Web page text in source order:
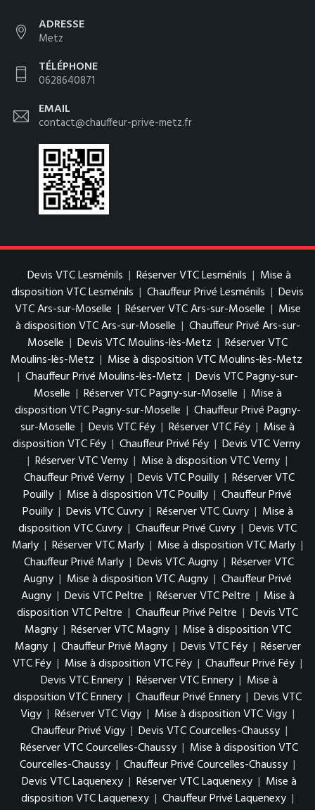
ADRESSE
Metz
TÉLÉPHONE
0628640871
EMAIL
contact@chauffeur-prive-metz.fr
Devis VTC Lesménils | Réserver VTC Lesménils | Mise à
disposition VTC Lesménils | Chauffeur Privé Lesménils | Devis
VTC Ars-sur-Moselle | Réserver VTC Ars-sur-Moselle | Mise
à disposition VTC Ars-sur-Moselle | Chauffeur Privé Ars-sur-
Moselle | Devis VTC Moulins-lès-Metz | Réserver VTC
Moulins-lès-Metz | Mise à disposition VTC Moulins-lès-Metz
| Chauffeur Privé Moulins-lès-Metz | Devis VTC Pagny-sur-
Moselle | Réserver VTC Pagny-sur-Moselle | Mise à
disposition VTC Pagny-sur-Moselle | Chauffeur Privé Pagny-
sur-Moselle | Devis VTC Féy | Réserver VTC Féy | Mise à
disposition VTC Féy | Chauffeur Privé Féy | Devis VTC Verny
| Réserver VTC Verny | Mise à disposition VTC Verny |
Chauffeur Privé Verny | Devis VTC Pouilly | Réserver VTC
Pouilly | Mise à disposition VTC Pouilly | Chauffeur Privé
Pouilly | Devis VTC Cuvry | Réserver VTC Cuvry | Mise à
disposition VTC Cuvry | Chauffeur Privé Cuvry | Devis VTC
Marly | Réserver VTC Marly | Mise à disposition VTC Marly |
Chauffeur Privé Marly | Devis VTC Augny | Réserver VTC
Augny | Mise à disposition VTC Augny | Chauffeur Privé
Augny | Devis VTC Peltre | Réserver VTC Peltre | Mise à
disposition VTC Peltre | Chauffeur Privé Peltre | Devis VTC
Magny | Réserver VTC Magny | Mise à disposition VTC
Magny | Chauffeur Privé Magny | Devis VTC Féy | Réserver
VTC Féy | Mise à disposition VTC Féy | Chauffeur Privé Féy |
Devis VTC Ennery | Réserver VTC Ennery | Mise à
disposition VTC Ennery | Chauffeur Privé Ennery | Devis VTC
Vigy | Réserver VTC Vigy | Mise à disposition VTC Vigy |
Chauffeur Privé Vigy | Devis VTC Courcelles-Chaussy |
Réserver VTC Courcelles-Chaussy | Mise à disposition VTC
Courcelles-Chaussy | Chauffeur Privé Courcelles-Chaussy |
Devis VTC Laquenexy | Réserver VTC Laquenexy | Mise à
disposition VTC Laquenexy | Chauffeur Privé Laquenexy |